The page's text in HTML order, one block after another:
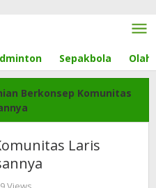
Sepakbola
Berkonsep Komunitas
Laris